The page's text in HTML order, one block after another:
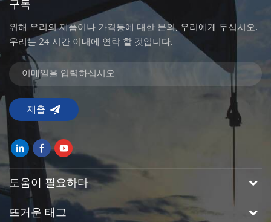
구독
위해 우리의 제품이나 가격등에 대한 문의, 우리에게 두십시오.
우리는 24 시간 이내에 연락 할 것입니다.
도움이 필요하다
뜨거운 태그